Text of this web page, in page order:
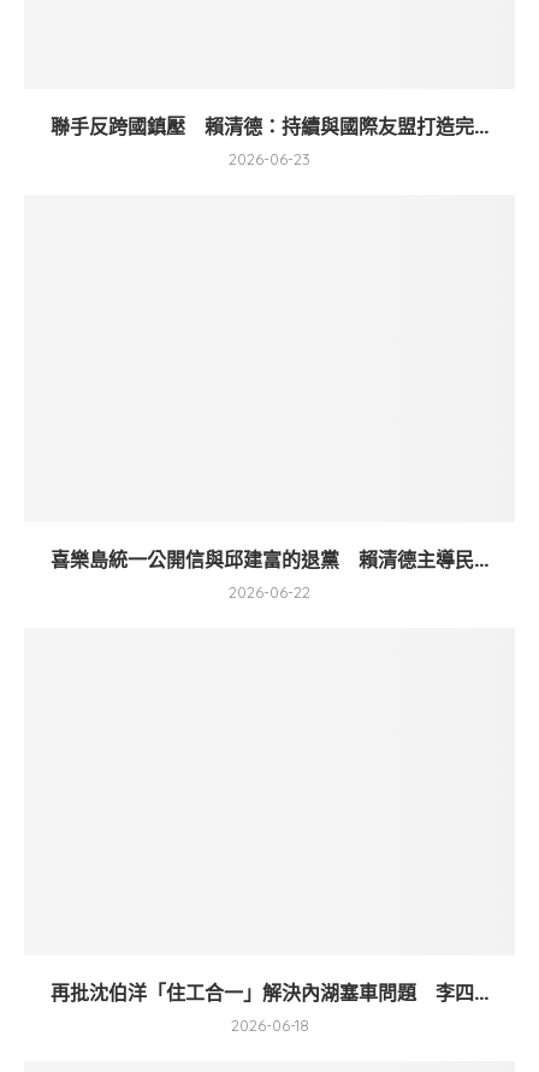
聯手反跨國鎮壓 賴清德：持續與國際友盟打造完...
2026-06-23
喜樂島統一公開信與邱建富的退黨 賴清德主導民...
2026-06-22
再批沈伯洋「住工合一」解決內湖塞車問題 李四...
2026-06-18